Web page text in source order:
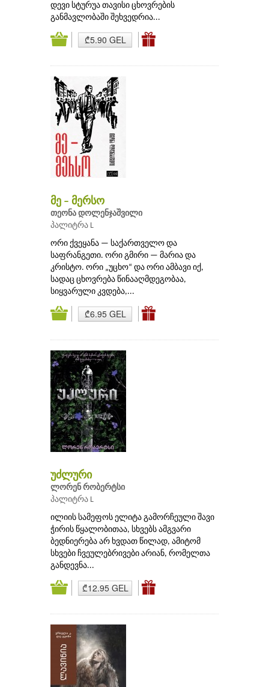
დევი სტურუა თავისი ცხოვრების
განმავლობაში შეხვედრია...
₾5.90 GEL
მე – მერსო
თეონა დოლენჯაშვილი
პალიტრა L
ორი ქვეყანა — საქართველო და
საფრანგეთი. ორი გმირი — მარია და
კრისტო. ორი „უცხო“ და ორი ამბავი იქ,
სადაც ცხოვრება წინააღმდეგობაა,
სიყვარული კვდება,...
₾6.95 GEL
უძლური
ლორენ რობერტსი
პალიტრა L
ილიის სამეფოს ელიტა გამორჩეული შავი
ჭირის წყალობითაა, სხვებს ამგვარი
ბედნიერება არ ხვდათ წილად, ამიტომ
სხვები ჩვეულებრივები არიან, რომელთა
განდევნა...
₾12.95 GEL